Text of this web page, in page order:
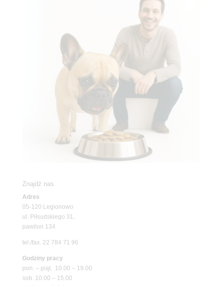
Znajdź nas
Adres
05-120 Legionowo
ul. Piłsudskiego 31,
pawilon 134
tel./fax. 22 784 71 96
Godziny pracy
pon. – piąt. 10.00 – 19.00
sob. 10.00 – 15.00